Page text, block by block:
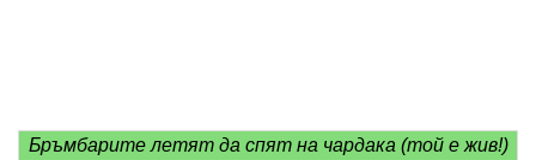
Бръмбарите летят да спят на чардака (той е жив!)